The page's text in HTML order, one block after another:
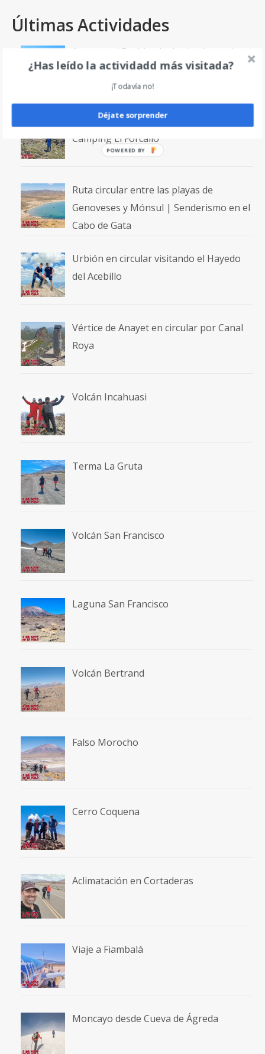
Últimas Actividades
Ascenso al Bachimala desde el camping
El Forcallo
Ascenso a los Picos de la Pez desde el
Camping El Forcallo
Ruta circular entre las playas de
Genoveses y Mónsul | Senderismo en el
Cabo de Gata
Urbión en circular visitando el Hayedo
del Acebillo
Vértice de Anayet en circular por Canal
Roya
Volcán Incahuasi
Terma La Gruta
Volcán San Francisco
Laguna San Francisco
Volcán Bertrand
Falso Morocho
Cerro Coquena
Aclimatación en Cortaderas
Viaje a Fiambalá
Moncayo desde Cueva de Ágreda
¿Has leído la actividadd más visitada?
¡Todavía no!
Déjate sorprender
POWERED